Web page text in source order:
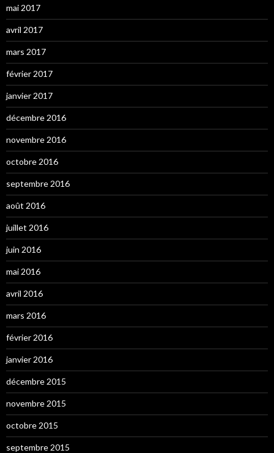
mai 2017
avril 2017
mars 2017
février 2017
janvier 2017
décembre 2016
novembre 2016
octobre 2016
septembre 2016
août 2016
juillet 2016
juin 2016
mai 2016
avril 2016
mars 2016
février 2016
janvier 2016
décembre 2015
novembre 2015
octobre 2015
septembre 2015